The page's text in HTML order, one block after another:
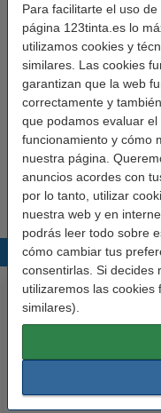
Para facilitarte el uso de
página 123tinta.es lo
utilizamos cookies y
similares. Las cookies
garantizan que la web
correctamente y
que podamos evaluar el
funcionamiento y cómo
nuestra página.
anuncios acordes con
por lo tanto, utilizar
nuestra web y en
podrás leer todo sobre
cómo cambiar tus
consentirlas. Si decides
utilizaremos las
similares).
6,95 €
Añade también
123tinta
mm
2,95 €
123tinta Pink
ml)
1,99 €